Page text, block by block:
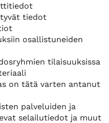
tiedot
osallistuneiden
tilaisuuksissa
on tätä varten antanut
palveluiden ja
selailutiedot ja muut